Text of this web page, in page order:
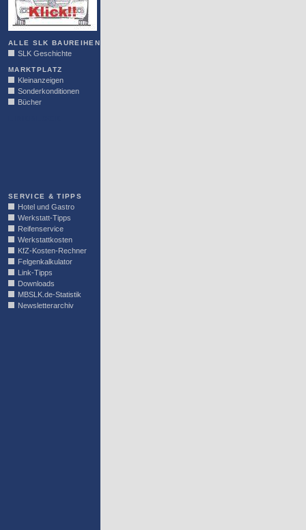
ALLE SLK BAUREIHEN
SLK Geschichte
MARKTPLATZ
Kleinanzeigen
Sonderkonditionen
Bücher
SERVICE & TIPPS
Hotel und Gastro
Werkstatt-Tipps
Reifenservice
Werkstattkosten
KfZ-Kosten-Rechner
Felgenkalkulator
Link-Tipps
Downloads
MBSLK.de-Statistik
Newsletterarchiv